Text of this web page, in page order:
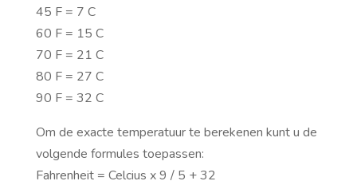
45 F = 7 C
60 F = 15 C
70 F = 21 C
80 F = 27 C
90 F = 32 C
Om de exacte temperatuur te berekenen kunt u de
volgende formules toepassen:
Fahrenheit = Celcius x 9 / 5 + 32